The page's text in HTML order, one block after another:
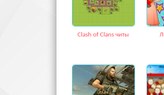
Clash of Clans читы